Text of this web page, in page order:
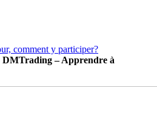
DMTrading – Apprendre à